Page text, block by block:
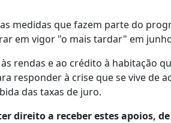
medidas que fazem parte do
em vigor "o mais tardar" em
rendas e ao crédito à habitação
responder à crise que se vive de
das taxas de juro.
direito a receber estes apoios,